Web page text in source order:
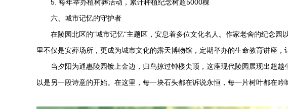
5. 每年举办植树葬活动，累计种植纪念树超5000棵
六、城市记忆的守护者
在陵园北区的"城市记忆"主题区，安息着多位文化名人。作家老舍的纪念
里不仅是安葬场所，更成为城市文化的露天博物馆，定期举办的生命教育讲座，
当夕阳为通惠陵园镀上金边，归鸟掠过钟楼尖顶，这座现代陵园展现出超
以是另一段诗意的开始。在这里，每一块石头都在诉说永恒，每一片树叶都在吟